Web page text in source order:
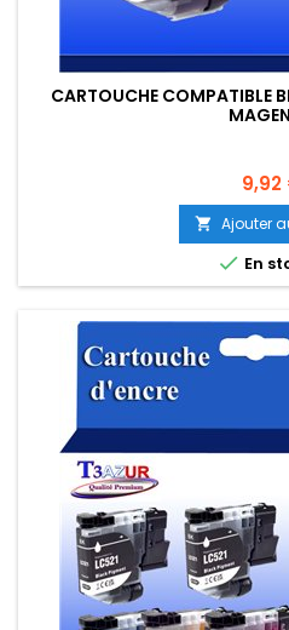
CARTOUCHE COMPATIBLE
Prix
9,92
 Ajouter
 En